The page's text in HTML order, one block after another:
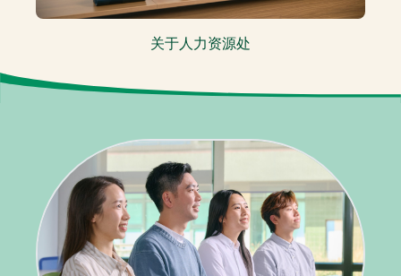
关于人力资源处